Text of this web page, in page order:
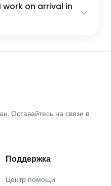
work on arrival in
Оставайтесь на связи в
Поддержка
Центр помощи